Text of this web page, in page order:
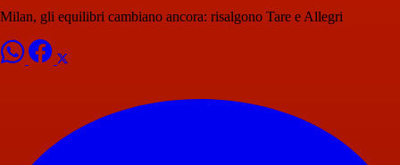
Milan, gli equilibri cambiano ancora: risalgono Tare e Allegri